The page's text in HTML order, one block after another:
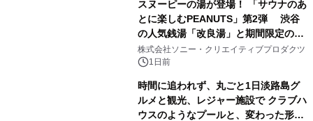
スヌーピーの湯が登場！ 「サウナのあ
とに楽しむPEANUTS」第2弾 渋谷
の人気銭湯「改良湯」と期間限定のコ
ラボレーション サウナイキタイコラ
ボグッズも発売決定！
株式会社ソニー・クリエイティブプロダクツ
1日前
時間に追われず、丸ごと1日淡路島グ
ルメと観光、レジャー施設で クラブハ
ウスのようなプールと、変わった形の